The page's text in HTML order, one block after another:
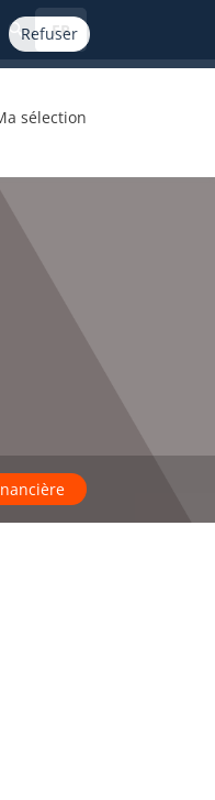
Refuser
FR
sélection